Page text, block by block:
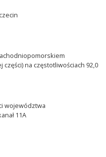
części) na częstotliwościach 92,0
województwa
11A